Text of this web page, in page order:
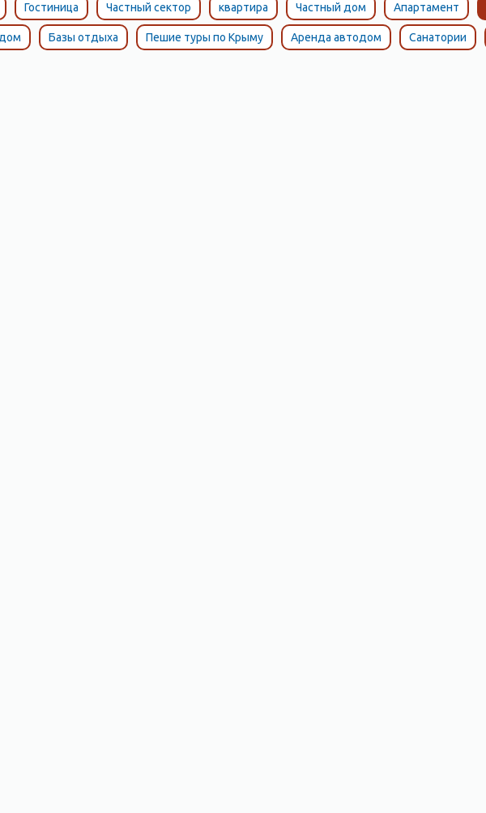
Гостиница Частный сектор квартира Частный дом Апартамент
Базы отдыха Пешие туры по Крыму Аренда автодом Санатории